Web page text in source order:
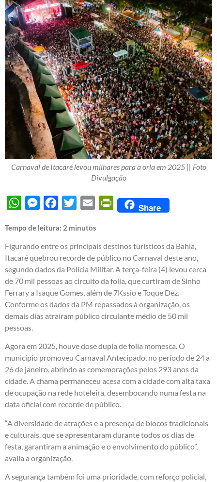
Carnaval de Itacaré levou milhares para a orla em 2025 || Foto
Divulgação
WhatsAppMessengerFacebook
Twitter Email PrintFriendly
Share
Tempo de leitura: 2 minutos
Figurando entre os principais destinos turísticos da Bahia,
Itacaré quebrou recorde de público no Carnaval deste ano,
segundo dados da Polícia Militar. A terça-feira (4) levou cerca
de 70 mil pessoas ao circuito da folia, que curtiram de Sinho
Ferrary a Isaque Gomes, além de 7Kssio e Toque Dez.
Conforme os dados da PM repassados à organização, os
demais dias atraíram público circulante médio de 50 mil
pessoas.
Agora em 2025, houve dose dupla de folia momesca. O
município promoveu Carnaval Antecipado, no período de 24 a
26 de janeiro, abrindo as comemorações pelos 293 anos da
cidade. A chama permaneceu acesa com a cidade com alta taxa
de ocupação na rede hoteleira, desembocando numa festa na
data oficial com recorde de público.
“A diversidade de atrações e a presença de blocos tradicionais
e culturais, que se apresentaram durante todos os dias de
festa, garantiram a animação e o envolvimento do público”,
avalia a organização.
A segurança também foi uma prioridade, com reforço policial,